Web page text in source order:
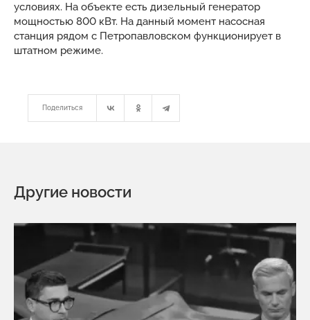
условиях. На объекте есть дизельный генератор
мощностью 800 кВт. На данный момент насосная
станция рядом с Петропавловском функционирует в
штатном режиме.
Поделиться
Другие новости